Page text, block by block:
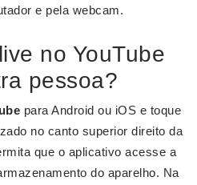
e pela webcam.
no YouTube
pessoa?
para Android ou iOS e toque
no canto superior direito da
que o aplicativo acesse a
do aparelho. Na